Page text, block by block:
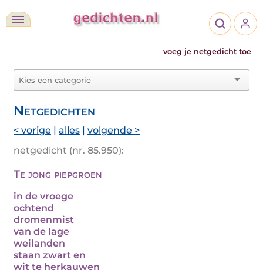
voeg je netgedicht toe
Netgedichten
< vorige | alles | volgende >
netgedicht (nr. 85.950):
Te jong piepgroen
in de vroege
ochtend
dromenmist
van de lage
weilanden
staan zwart en
wit te herkauwen